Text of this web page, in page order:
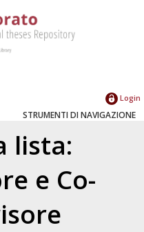
Login
STRUMENTI DI NAVIGAZIONE
lista:
e Co-